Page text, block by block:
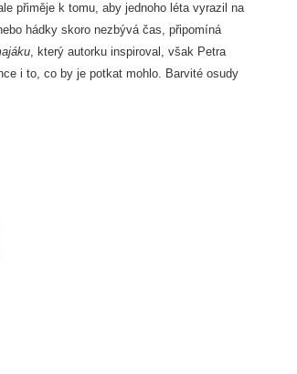
přiměje k tomu, aby jednoho léta vyrazil na
hádky skoro nezbývá čas, připomíná
, který autorku inspiroval, však Petra
i to, co by je potkat mohlo. Barvité osudy